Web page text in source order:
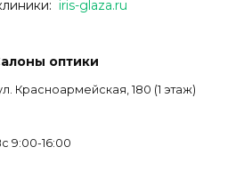
iris-glaza.ru
оптики
Красноармейская, 180 (1 этаж)
9:00-16:00